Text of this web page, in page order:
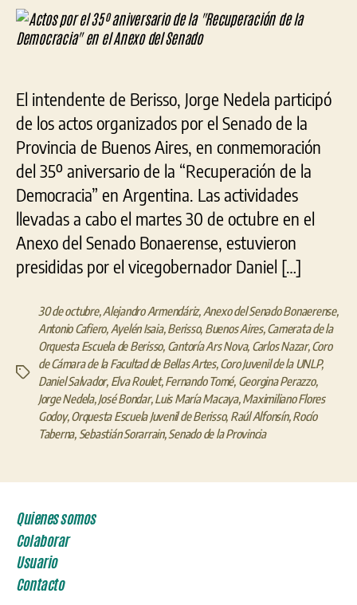
entrada
entrada
El intendente de Berisso, Jorge Nedela participó
de los actos organizados por el Senado de la
Provincia de Buenos Aires, en conmemoración
del 35º aniversario de la “Recuperación de la
Democracia” en Argentina. Las actividades
llevadas a cabo el martes 30 de octubre en el
Anexo del Senado Bonaerense, estuvieron
presididas por el vicegobernador Daniel […]
Etiquetas
30 de octubre,Alejandro Armendáriz, Anexo del Senado Bonaerense,
Antonio Cafiero, Ayelén Isaia,Berisso, Buenos Aires,Camerata de la
Orquesta Escuela de Berisso, Cantoría Ars Nova, Carlos Nazar,Coro
de Cámara de la Facultad de Bellas Artes,Coro Juvenil de la UNLP,
Daniel Salvador, Elva Roulet,Fernando Tomé, Georgina Perazzo,
Jorge Nedela,José Bondar,Luis María Macaya,Maximiliano Flores
Godoy,Orquesta Escuela Juvenil de Berisso, Raúl Alfonsín,Rocío
Taberna, Sebastián Sorarrain,Senado de la Provincia
Quienes somos
Colaborar
Usuario
Contacto